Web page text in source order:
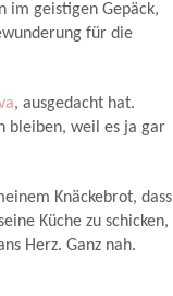
im geistigen Gepäck,
für die
, ausgedacht hat.
bleiben, weil es ja gar
Knäckebrot, dass
Küche zu schicken,
Herz. Ganz nah.